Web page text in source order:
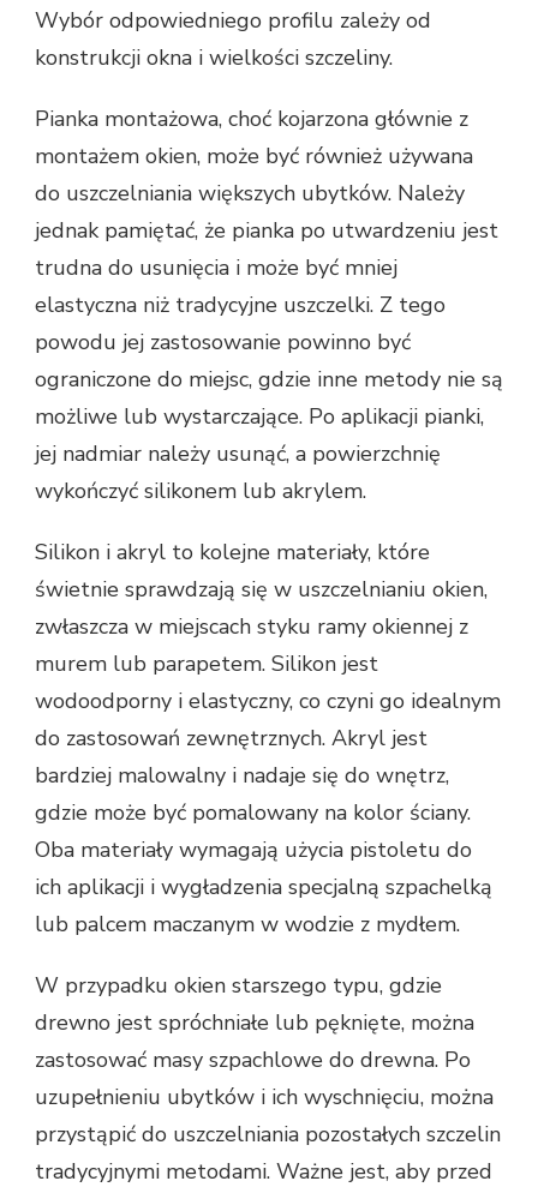
Wybór odpowiedniego profilu zależy od
konstrukcji okna i wielkości szczeliny.
Pianka montażowa, choć kojarzona głównie z
montażem okien, może być również używana
do uszczelniania większych ubytków. Należy
jednak pamiętać, że pianka po utwardzeniu jest
trudna do usunięcia i może być mniej
elastyczna niż tradycyjne uszczelki. Z tego
powodu jej zastosowanie powinno być
ograniczone do miejsc, gdzie inne metody nie są
możliwe lub wystarczające. Po aplikacji pianki,
jej nadmiar należy usunąć, a powierzchnię
wykończyć silikonem lub akrylem.
Silikon i akryl to kolejne materiały, które
świetnie sprawdzają się w uszczelnianiu okien,
zwłaszcza w miejscach styku ramy okiennej z
murem lub parapetem. Silikon jest
wodoodporny i elastyczny, co czyni go idealnym
do zastosowań zewnętrznych. Akryl jest
bardziej malowalny i nadaje się do wnętrz,
gdzie może być pomalowany na kolor ściany.
Oba materiały wymagają użycia pistoletu do
ich aplikacji i wygładzenia specjalną szpachelką
lub palcem maczanym w wodzie z mydłem.
W przypadku okien starszego typu, gdzie
drewno jest spróchniałe lub pęknięte, można
zastosować masy szpachlowe do drewna. Po
uzupełnieniu ubytków i ich wyschnięciu, można
przystąpić do uszczelniania pozostałych szczelin
tradycyjnymi metodami. Ważne jest, aby przed